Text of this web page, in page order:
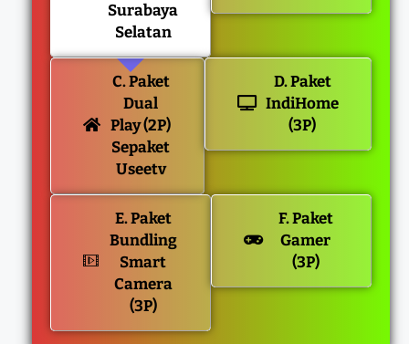
Surabaya
Selatan
C. Paket
Dual
Play (2P)
Sepaket
Useetv
D. Paket
IndiHome
(3P)
E. Paket
Bundling
Smart
Camera
(3P)
F. Paket
Gamer
(3P)